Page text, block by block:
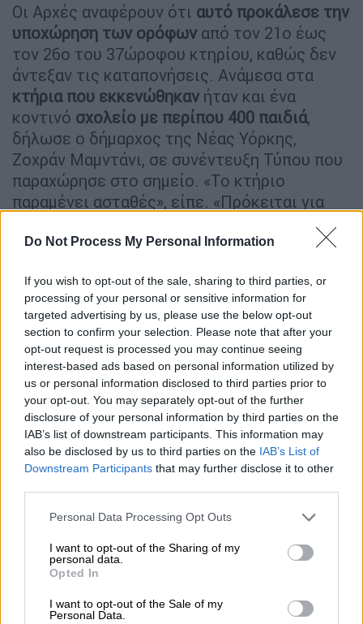
Do Not Process My Personal Information
If you wish to opt-out of the sale, sharing to third parties, or
processing of your personal or sensitive information for
targeted advertising by us, please use the below opt-out
section to confirm your selection. Please note that after your
opt-out request is processed you may continue seeing
interest-based ads based on personal information utilized by
us or personal information disclosed to third parties prior to
your opt-out. You may separately opt-out of the further
disclosure of your personal information by third parties on the
IAB’s list of downstream participants. This information may
also be disclosed by us to third parties on the IAB’s List of
Downstream Participants that may further disclose it to other
Please note that this website/app uses one or more Google
not limited to your visit or usage behaviour. You may click to
grant or deny consent to Google and its third-party tags to
use your data for below specified purposes in below Google
consent section.
Personal Data Processing Opt Outs
I want to opt-out of the Sharing of my
personal data.
Opted In
I want to opt-out of the Sale of my
Personal Data.
Οι Αρχές αναφέρουν ότι αυτό προκάλεσε την
υποχώρηση των ορόφων από τον 21ο έως
τον 26ο του 37ώροφου κτηρίου, καθώς δεν
άντεξαν τις καταπονήσεις. Ανάμεσα στα
κτήρια που εκκενώθηκαν ήταν και ένα
κοντινό σχολείο με περίπου 400 παιδιά,
δήλωσε ο δήμαρχος της Νέας Υόρκης,
Ζοχράν Μαμντάνι, σε συνέντευξη Τύπου που
παραχώρησε στο σημείο. «Το κτήριο
παραμένει ασταθές», είπε. «Πρόκειται για
Ο αρχηγός της Πυροσβεστικής Υπηρεσίας,
Τζον Εσποζίτο, πρόσθεσε ότι
συνέχισε να μετακινείταιόσο βρίσκονταν